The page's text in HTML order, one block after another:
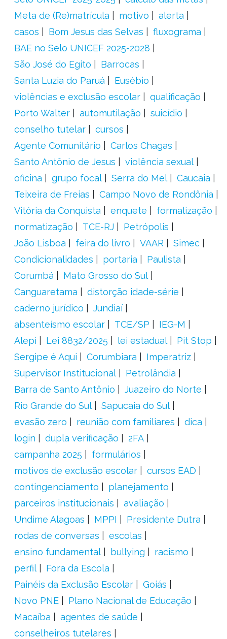
Meta de (Re)matrícula
motivo
alerta
casos
Bom Jesus das Selvas
fluxograma
BAE no Selo UNICEF 2025-2028
São José do Egito
Barrocas
Santa Luzia do Paruá
Eusébio
violências e exclusão escolar
qualificação
Porto Walter
automutilação
suicídio
conselho tutelar
cursos
Agente Comunitário
Carlos Chagas
Santo Antônio de Jesus
violência sexual
oficina
grupo focal Serra do Mel
Caucaia
Teixeira de Freias
Campo Novo de Rondônia
Vitória da Conquista
enquete
formalização
normatização
TCE-RJ
Petrópolis
João Lisboa
feira do livro VAAR
Simec
Condicionalidades
portaria
Paulista
Corumbá
Mato Grosso do Sul
Canguaretama
distorção idade-série
caderno jurídico
Jundiaí
absenteísmo escolar
TCE/SP
IEG-M
Alepi
Lei 8832/2025 lei estadual
Pit Stop
Sergipe é Aqui
Corumbiara
Imperatriz
Supervisor Institucional
Petrolândia
Barra de Santo Antônio
Juazeiro do Norte
Rio Grande do Sul
Sapucaia do Sul
evasão zero
reunião com familiares
dica
login
dupla verificação
2FA
campanha 2025
formulários
motivos de exclusão escolar
cursos EAD
contingenciamento
planejamento
parceiros institucionais
avaliação
Undime Alagoas
MPPI
Presidente Dutra
rodas de conversas
escolas
ensino fundamental
bullying
racismo
perfil
Fora da Escola
Painéis da Exclusão Escolar
Goiás
Novo PNE
Plano Nacional de Educação
Macaíba
agentes de saúde
conselheiros tutelares